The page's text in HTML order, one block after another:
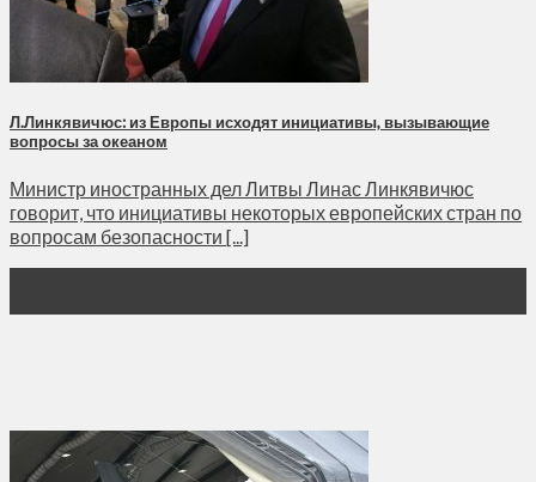
Л.Линкявичюс: из Европы исходят инициативы, вызывающие
вопросы за океаном
Министр иностранных дел Литвы Линас Линкявичюс
говорит, что инициативы некоторых европейских стран по
вопросам безопасности [...]